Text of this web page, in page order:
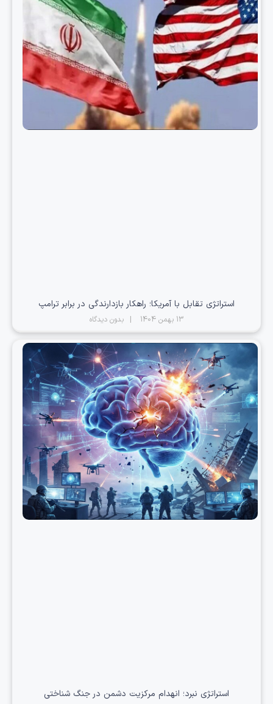
استراتژی تقابل با آمریکا؛ راهکار بازدارندگی در برابر ترامپ
13 بهمن 1404 بدون دیدگاه
استراتژی نبرد؛ انهدام مرکزیت دشمن در جنگ شناختی